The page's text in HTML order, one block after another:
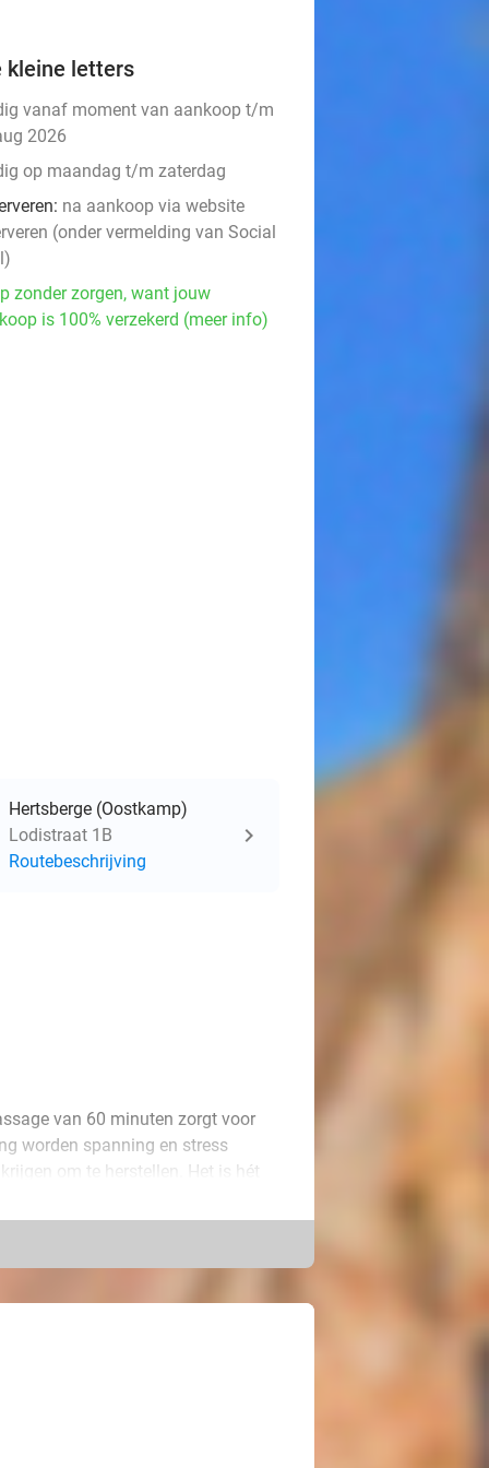
kleine letters
vanaf moment van aankoop t/m
2026
op maandag t/m zaterdag
na aankoop via website
(onder vermelding van Social
zonder zorgen, want jouw
is 100% verzekerd (meer info)
Hertsberge (Oostkamp)
Lodistraat 1B
Routebeschrijving
van 60 minuten zorgt voor
worden spanning en stress
om te herstellen. Het is hét
helemaal op te laden. Ontdek